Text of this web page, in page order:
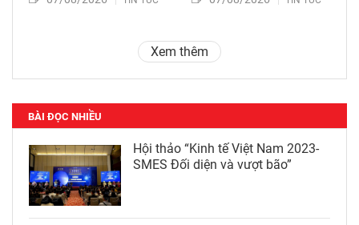
Xem thêm
BÀI ĐỌC NHIỀU
Hội thảo “Kinh tế Việt Nam 2023-
SMES Đối diện và vượt bão”